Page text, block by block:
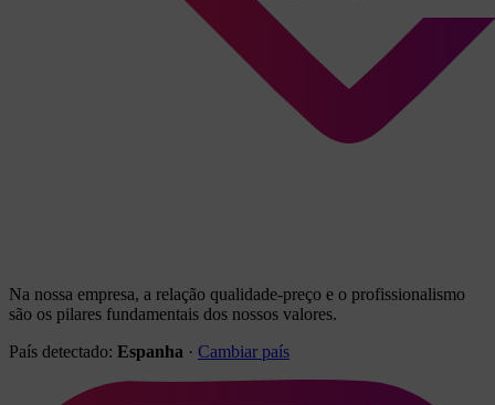
Na nossa empresa, a relação qualidade-preço e o profissionalismo
são os pilares fundamentais dos nossos valores.
País detectado: Espanha · Cambiar país